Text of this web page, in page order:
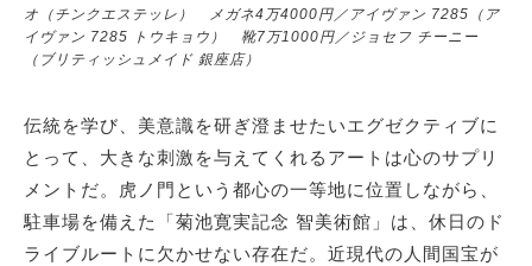
オ（チンクエステッレ） メガネ4万4000円／アイヴァン 7285（ア
イヴァン 7285 トウキョウ） 靴7万1000円／ジョセフ チーニー
（ブリティッシュメイド 銀座店）
伝統を学び、美意識を研ぎ澄ませたいエグゼクティブに
とって、大きな刺激を与えてくれるアートは心のサプリ
メントだ。虎ノ門という都心の一等地に位置しながら、
駐車場を備えた「菊池寛実記念 智美術館」は、休日のド
ライブルートに欠かせない存在だ。近現代の人間国宝が